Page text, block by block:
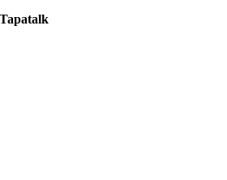
Tapatalk